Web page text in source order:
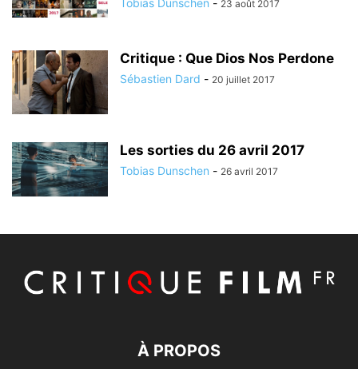
Tobias Dunschen - 23 août 2017
Critique : Que Dios Nos Perdone
Sébastien Dard - 20 juillet 2017
Les sorties du 26 avril 2017
Tobias Dunschen - 26 avril 2017
À PROPOS